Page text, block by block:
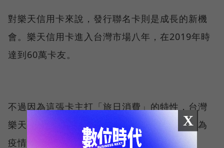
對樂天信用卡來說，發行聯名卡則是成長的新機
會。樂天信用卡進入台灣市場八年，在2019年時
達到60萬卡友。
不過因為這張卡主打「旅日消費」的特性，台灣
樂天信用卡董事長石井英治坦言，過去兩年因為
疫情，卡友數幾乎沒有成長，「我不是很滿
X